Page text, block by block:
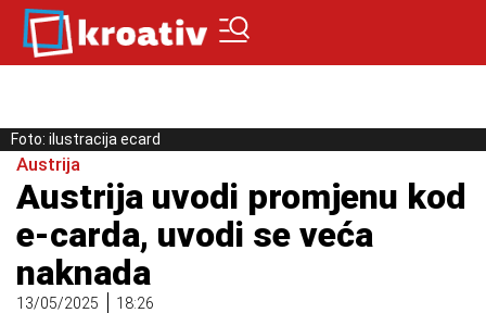
Foto: ilustracija ecard
Austrija
Austrija uvodi promjenu kod
e-carda, uvodi se veća
naknada
13/05/2025 18:26